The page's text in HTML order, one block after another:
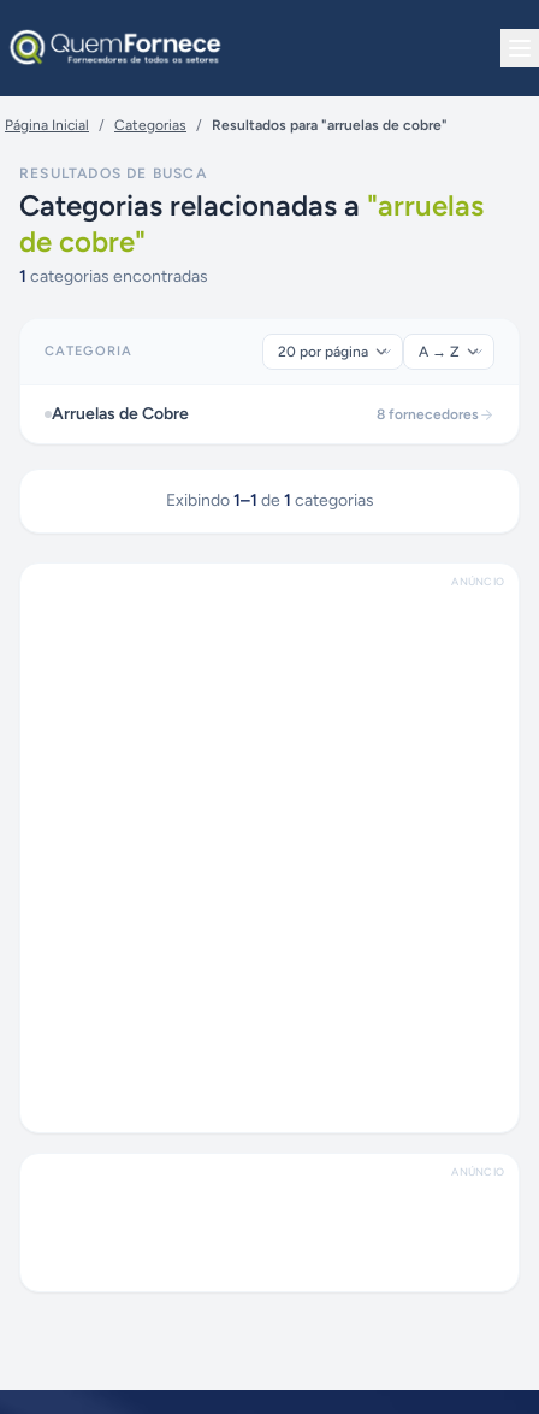
Página Inicial / Categorias / Resultados para "arruelas de cobre"
RESULTADOS DE BUSCA
Categorias relacionadas a "arruelas
de cobre"
1 categorias encontradas
CATEGORIA
Arruelas de Cobre 8 fornecedores
Exibindo 1–1 de 1 categorias
ANÚNCIO
ANÚNCIO